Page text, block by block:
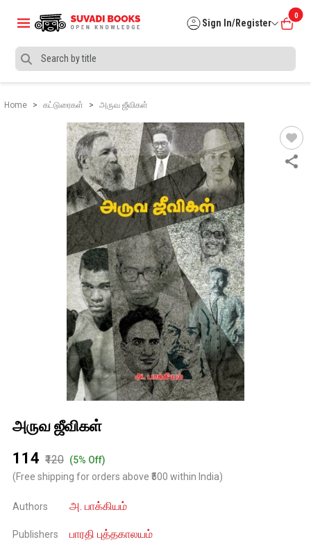
Sign In/Register
0
Home கட்டுரைகள் அருவ ஜீவிகள்
அருவ ஜீவிகள்
₹114 ₹120 (5% Off)
(Free shipping for orders above ₹500 within India)
Authors அ. பாக்கியம்
Publishers பாரதி புத்தகாலயம்